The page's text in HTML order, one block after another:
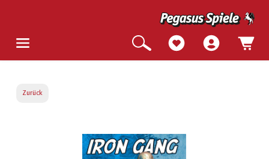
Zurück
Bildergalerie überspringen